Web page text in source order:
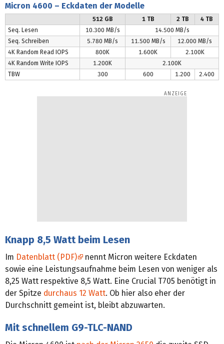
Micron 4600 – Eckdaten der Modelle
512 GB 1 TB 2 TB
4 TB
Seq. Lesen
10.300 MB/s
14.500 MB/s
Seq. Schreiben
5.780 MB/s 11.500 MB/s
12.000 MB/s
4K Random Read IOPS
800K 1.600K
2.100K
4K Random Write IOPS
1.200K
2.100K
TBW
300 600 1.200 2.400
Knapp 8,5 Watt beim Lesen
Im Datenblatt (PDF)
nennt Micron weitere Eckdaten
sowie eine Leistungsaufnahme beim Lesen von weniger als
8,25 Watt respektive 8,5 Watt. Eine Crucial T705 benötigt in
der Spitze durchaus 12 Watt. Ob hier also eher der
Durchschnitt gemeint ist, bleibt abzuwarten.
Mit schnellem G9-TLC-NAND